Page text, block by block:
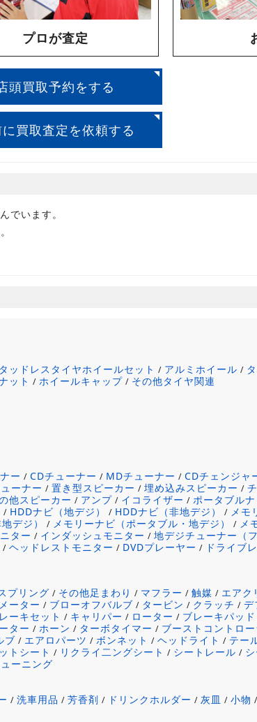
プロが査定
頭買取予約をする
買取査定を依頼する
でいます。
ッドレスタイヤホイールセット / アルミホイール /
ット /ホイールキャップ / その他タイヤ関連
ー /CDチューナー / MDチューナー /CDチェンジャ
ーナー /置き型スピーカー /埋め込みスピーカー /
他スピーカー / アンプ / イコライザー /ポータブル
/ HDDナビ（地デジ） / HDDナビ（非地デジ） / メモ
デジ） / メモリーナビ（ポータブル・地デジ） / メ
ター / インダッシュモニター /地デジチューナー（
/ヘッドレストモニター / DVDプレーヤー / ドライブ
プリング / その他足まわり / マフラー /触媒 / エアク
メーター / ブローオフバルブ / タービン / クラッチ /デ
ーキセット / キャリパー / ローター / ブレーキパッ
ター /ホーン / ターボタイマー / ブーストコントロ
ブ / エアロパーツ /ボンネット /ヘッドライト / テー
トシート / リクライ二ングシート / シートレール /
ーニング
/洗車用品 /芳香剤 / ドリンクホルダー /灰皿 /小物 /